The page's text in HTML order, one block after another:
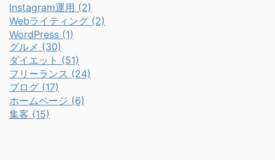
Instagram運用 (2)
Webライティング (2)
WordPress (1)
グルメ (30)
ダイエット (51)
フリーランス (24)
ブログ (17)
ホームページ (6)
集客 (15)